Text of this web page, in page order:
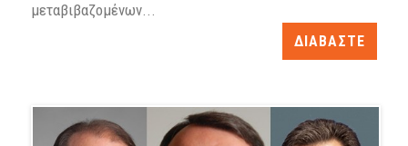
μεταβιβαζομένων...
ΔΙΑΒΑΣΤΕ